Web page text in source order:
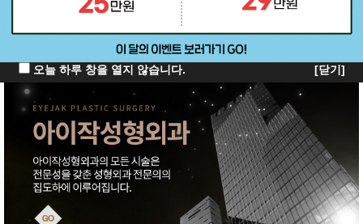
오늘 하루 창을 열지 않습니다. [닫기]